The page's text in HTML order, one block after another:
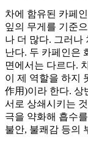
차에 함유된 카페
잎의 무게를 기준
나 더 많다. 그러나
난다. 두 카페인은
면에서는 다르다.
이 제 역할을 하지
作用)이라 한다. 상
서로 상쇄시키는
극을 약화해 흡수
불안, 불쾌감 등의